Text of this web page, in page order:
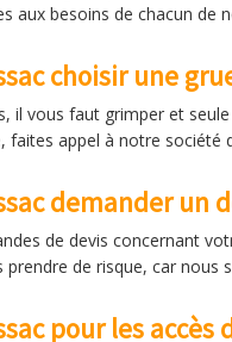
aux besoins de chacun de
choisir une
il vous faut grimper et
faites appel à notre société
demander un
de devis concernant
de risque, car
pour les accès